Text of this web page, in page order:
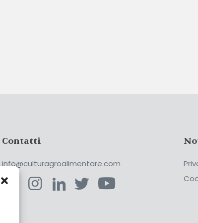
Contatti
info@culturagroalimentare.com